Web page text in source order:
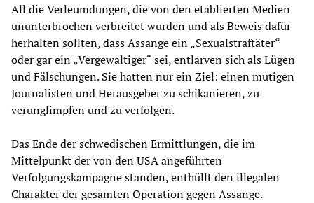
All die Verleumdungen, die von den etablierten Medien
ununterbrochen verbreitet wurden und als Beweis dafür
herhalten sollten, dass Assange ein „Sexualstraftäter“
oder gar ein „Vergewaltiger“ sei, entlarven sich als Lügen
und Fälschungen. Sie hatten nur ein Ziel: einen mutigen
Journalisten und Herausgeber zu schikanieren, zu
verunglimpfen und zu verfolgen.
Das Ende der schwedischen Ermittlungen, die im
Mittelpunkt der von den USA angeführten
Verfolgungskampagne standen, enthüllt den illegalen
Charakter der gesamten Operation gegen Assange.